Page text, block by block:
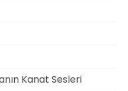
Kanat Sesleri